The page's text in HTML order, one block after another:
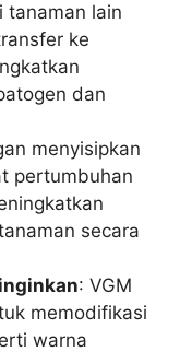
tanaman lain
ke
dan
menyisipkan
pertumbuhan
secara
: VGM
memodifikasi
warna